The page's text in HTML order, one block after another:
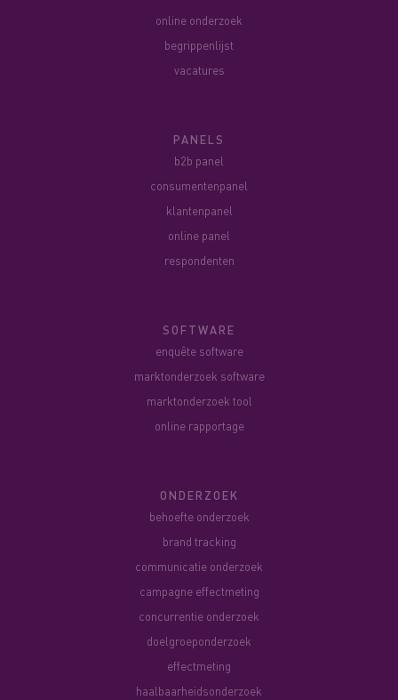
online onderzoek
begrippenlijst
vacatures
PANELS
b2b panel
consumentenpanel
klantenpanel
online panel
respondenten
SOFTWARE
enquête software
marktonderzoek software
marktonderzoek tool
online rapportage
ONDERZOEK
behoefte onderzoek
brand tracking
communicatie onderzoek
campagne effectmeting
concurrentie onderzoek
doelgroeponderzoek
effectmeting
haalbaarheidsonderzoek